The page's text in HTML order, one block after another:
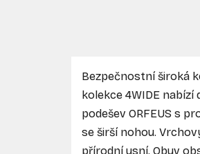
Bezpečnostní široká
kolekce 4WIDE
podešev ORFEUS s
se širší nohou.
přírodní usní. Obuv